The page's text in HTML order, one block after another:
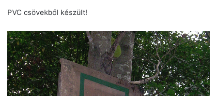
PVC csövekből készült!